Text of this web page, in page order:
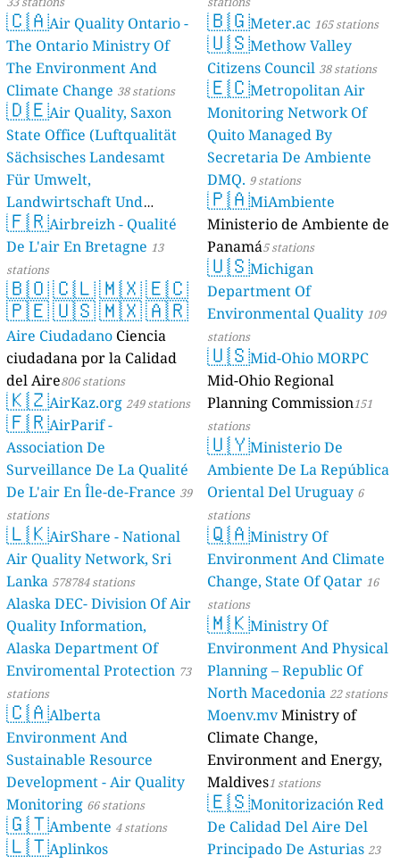
🇨🇦Air Quality Ontario -
The Ontario Ministry Of
The Environment And
Climate Change 38 stations
🇩🇪Air Quality, Saxon
State Office (Luftqualität
Sächsisches Landesamt
Für Umwelt,
Landwirtschaft Und
Geologie) 50 stations
🇫🇷Airbreizh - Qualité
De L'air En Bretagne 13
stations
🇧🇴🇨🇱🇲🇽🇪🇨
🇵🇪🇺🇸🇲🇽🇦🇷
Aire Ciudadano Ciencia
ciudadana por la Calidad
del Aire806 stations
🇰🇿AirKaz.org 249 stations
🇫🇷AirParif -
Association De
Surveillance De La Qualité
De L'air En Île-de-France 39
stations
🇱🇰AirShare - National
Air Quality Network, Sri
Lanka 578784 stations
Alaska DEC- Division Of Air
Quality Information,
Alaska Department Of
Enviromental Protection 73
stations
🇨🇦Alberta
Environment And
Sustainable Resource
Development - Air Quality
Monitoring 66 stations
🇬🇹Ambente 4 stations
🇱🇹Aplinkos
🇧🇬Meter.ac 165 stations
🇺🇸Methow Valley
Citizens Council 38 stations
🇪🇨Metropolitan Air
Monitoring Network Of
Quito Managed By
Secretaria De Ambiente
DMQ. 9 stations
🇵🇦MiAmbiente
Ministerio de Ambiente de
Panamá5 stations
🇺🇸Michigan
Department Of
Environmental Quality 109
stations
🇺🇸Mid-Ohio MORPC
Mid-Ohio Regional
Planning Commission151
stations
🇺🇾Ministerio De
Ambiente De La República
Oriental Del Uruguay 6
stations
🇶🇦Ministry Of
Environment And Climate
Change, State Of Qatar 16
stations
🇲🇰Ministry Of
Environment And Physical
Planning – Republic Of
North Macedonia 22 stations
Moenv.mvMinistry of
Climate Change,
Environment and Energy,
Maldives1 stations
🇪🇸Monitorización Red
De Calidad Del Aire Del
Principado De Asturias 23